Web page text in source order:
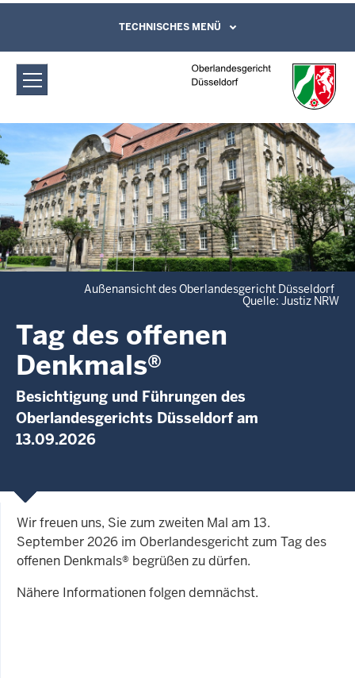
Oberlandesgericht Düsseldorf: Tag des
offenen Denkmals®
Direkt zum Inhalt
Leichte Sprache, Gebärdensprachenvideo
und Kontaktformular
TECHNISCHES MENÜ
Außenansicht des Oberlandesgericht Düsseldorf
Quelle: Justiz NRW
Tag des offenen
Denkmals®
Besichtigung und Führungen des
Oberlandesgerichts Düsseldorf am
13.09.2026
Wir freuen uns, Sie zum zweiten Mal am 13.
September 2026 im Oberlandesgericht zum Tag des
offenen Denkmals® begrüßen zu dürfen.
Nähere Informationen folgen demnächst.